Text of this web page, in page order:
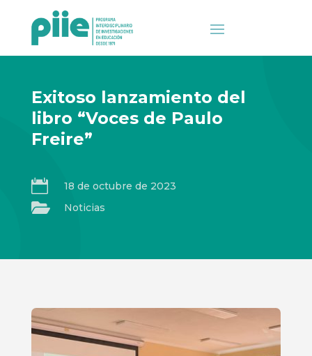
Exitoso lanzamiento del
libro “Voces de Paulo
Freire”
 18 de octubre de 2023
 Noticias